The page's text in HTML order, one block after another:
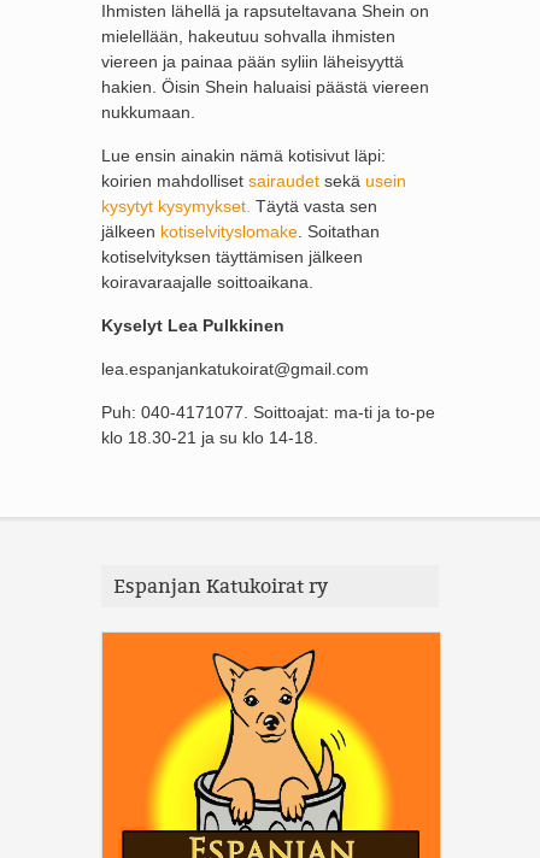
Ihmisten lähellä ja rapsuteltavana Shein on
mielellään, hakeutuu sohvalla ihmisten
viereen ja painaa pään syliin läheisyyttä
hakien. Öisin Shein haluaisi päästä viereen
nukkumaan.
Lue ensin ainakin nämä kotisivut läpi:
koirien mahdolliset sairaudet sekä usein
kysytyt kysymykset. Täytä vasta sen
jälkeen kotiselvityslomake . Soitathan
kotiselvityksen täyttämisen jälkeen
koiravaraajalle soittoaikana.
Kyselyt Lea Pulkkinen
lea.espanjankatukoirat@gmail.com
Puh: 040-4171077. Soittoajat: ma-ti ja to-pe
klo 18.30-21 ja su klo 14-18.
Espanjan Katukoirat ry